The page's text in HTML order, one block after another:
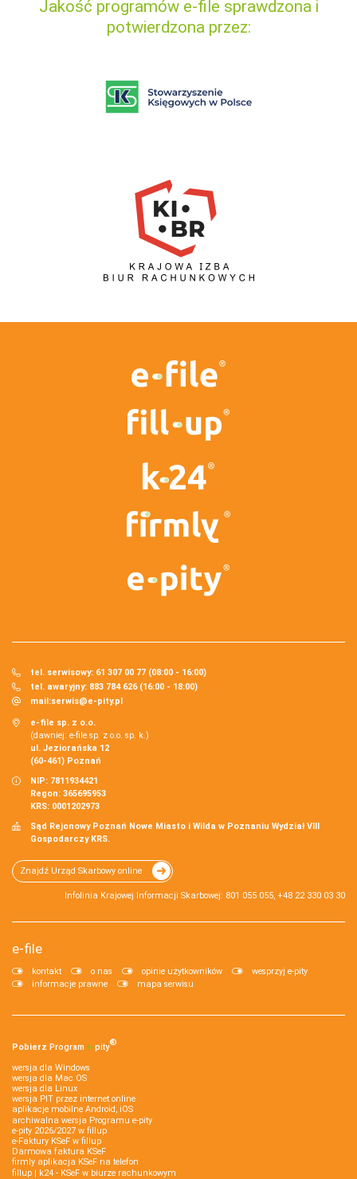
Jakość programów e-file sprawdzona i
potwierdzona przez:
tel. serwisowy: 61 307 00 77 (08:00 - 16:00)
tel. awaryjny: 883 784 626 (16:00 - 18:00)
mail:serwis@e-pity.pl
e-file sp. z o.o.
(dawniej: e-file sp. z o.o. sp. k.)
ul. Jeziorańska 12
(60-461) Poznań
NIP: 7811934421
Regon: 365695953
KRS: 0001202973
Sąd Rejonowy Poznań Nowe Miasto i Wilda w Poznaniu Wydział VIII
Gospodarczy KRS.
Znajdź Urząd Skarbowy online
Infolinia Krajowej Informacji Skarbowej: 801 055 055, +48 22 330 03 30
e-file
kontakt o nas opinie użytkowników
wesprzyj e-pity
informacje prawne
mapa serwisu
Pobierz Program e‑pity®
wersja dla Windows
wersja dla Mac OS
wersja dla Linux
wersja PIT przez internet online
aplikacje mobilne Android, iOS
archiwalna wersja Programu e-pity
e-pity 2026/2027 w fillup
e‑Faktury KSeF w fillup
Darmowa faktura KSeF
firmly aplikacja KSeF na telefon
fillup | k24 - KSeF w biurze rachunkowym